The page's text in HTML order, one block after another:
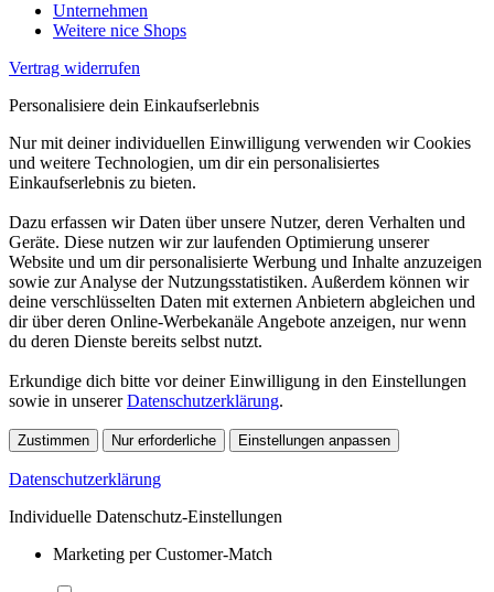
Unternehmen
Weitere nice Shops
Vertrag widerrufen
Personalisiere dein Einkaufserlebnis
Nur mit deiner individuellen Einwilligung verwenden wir Cookies
und weitere Technologien, um dir ein personalisiertes
Einkaufserlebnis zu bieten.
Dazu erfassen wir Daten über unsere Nutzer, deren Verhalten und
Geräte. Diese nutzen wir zur laufenden Optimierung unserer
Website und um dir personalisierte Werbung und Inhalte anzuzeigen
sowie zur Analyse der Nutzungsstatistiken. Außerdem können wir
deine verschlüsselten Daten mit externen Anbietern abgleichen und
dir über deren Online-Werbekanäle Angebote anzeigen, nur wenn
du deren Dienste bereits selbst nutzt.
Erkundige dich bitte vor deiner Einwilligung in den Einstellungen
sowie in unsererDatenschutzerklärung.
Zustimmen Nur erforderliche Einstellungen anpassen
Datenschutzerklärung
Individuelle Datenschutz-Einstellungen
Marketing per Customer-Match